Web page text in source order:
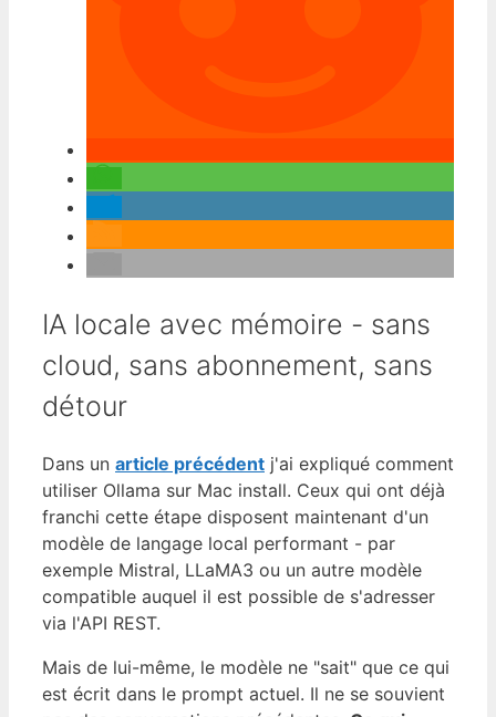
IA locale avec mémoire - sans
cloud, sans abonnement, sans
détour
Dans un article précédent j'ai expliqué comment
utiliser Ollama sur Mac install. Ceux qui ont déjà
franchi cette étape disposent maintenant d'un
modèle de langage local performant - par
exemple Mistral, LLaMA3 ou un autre modèle
compatible auquel il est possible de s'adresser
via l'API REST.
Mais de lui-même, le modèle ne "sait" que ce qui
est écrit dans le prompt actuel. Il ne se souvient